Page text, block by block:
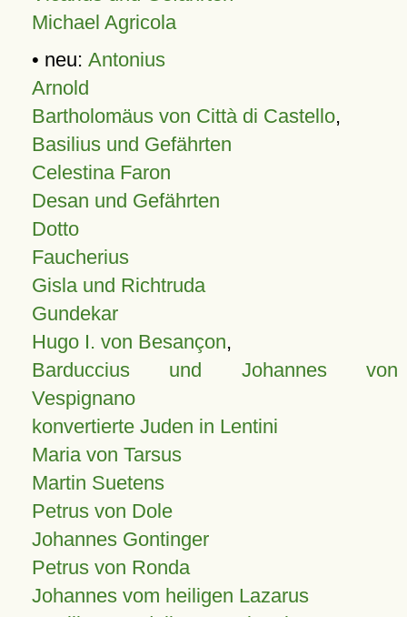
Michael Agricola
• neu: Antonius
Arnold
Bartholomäus von Città di Castello,
Basilius und Gefährten
Celestina Faron
Desan und Gefährten
Dotto
Faucherius
Gisla und Richtruda
Gundekar
Hugo I. von Besançon,
Barduccius und Johannes von
Vespignano
konvertierte Juden in Lentini
Maria von Tarsus
Martin Suetens
Petrus von Dole
Johannes Gontinger
Petrus von Ronda
Johannes vom heiligen Lazarus